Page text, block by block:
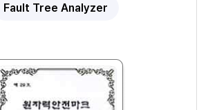
Fault Tree Analyzer